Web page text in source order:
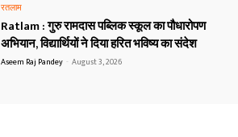
रतलाम
Ratlam : गुरु रामदास पब्लिक स्कूल का पौधारोपण
अभियान, विद्यार्थियों ने दिया हरित भविष्य का संदेश
Aseem Raj Pandey - August 3, 2026